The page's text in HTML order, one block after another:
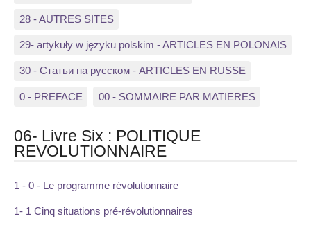
28 - AUTRES SITES
29- artykuły w języku polskim - ARTICLES EN POLONAIS
30 - Статьи на русском - ARTICLES EN RUSSE
0 - PREFACE 00 - SOMMAIRE PAR MATIERES
06- Livre Six : POLITIQUE
REVOLUTIONNAIRE
1 - 0 - Le programme révolutionnaire
1- 1 Cinq situations pré-révolutionnaires